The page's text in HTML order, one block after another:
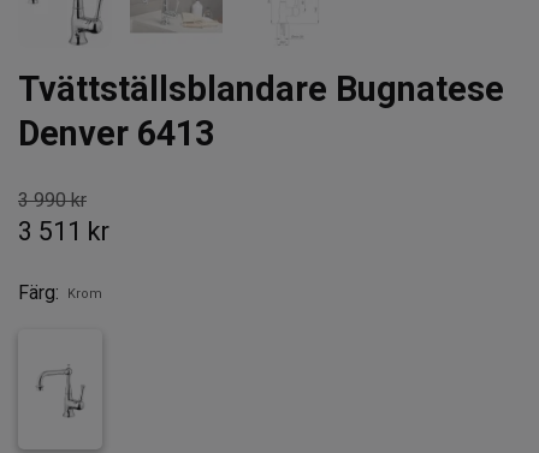
Tvättställsblandare Bugnatese
Denver 6413
3 990 kr
3 511 kr
Färg: Krom